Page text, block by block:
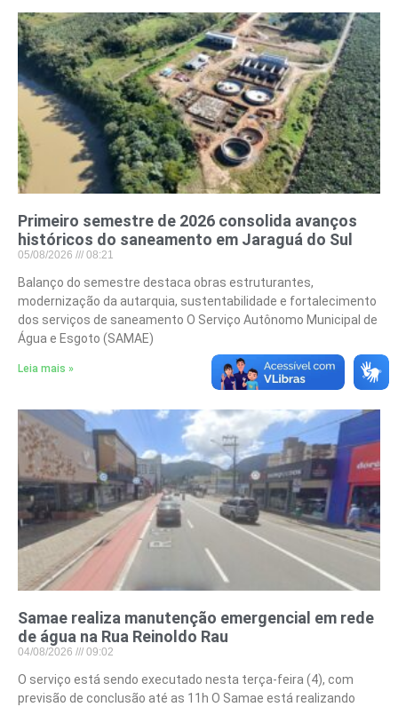
Primeiro semestre de 2026 consolida avanços
históricos do saneamento em Jaraguá do Sul
05/08/2026 08:21
Balanço do semestre destaca obras estruturantes,
modernização da autarquia, sustentabilidade e fortalecimento
dos serviços de saneamento O Serviço Autônomo Municipal de
Água e Esgoto (SAMAE)
Leia mais »
Samae realiza manutenção emergencial em rede
de água na Rua Reinoldo Rau
04/08/2026 09:02
O serviço está sendo executado nesta terça-feira (4), com
previsão de conclusão até as 11h O Samae está realizando